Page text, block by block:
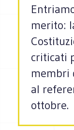
merito:
criticati
membri
al
ottobre.